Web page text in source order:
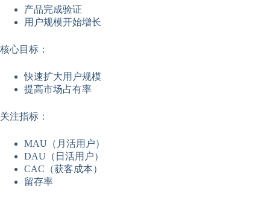
产品完成验证
用户规模开始增长
核心目标：
快速扩大用户规模
提高市场占有率
关注指标：
MAU（月活用户）
DAU（日活用户）
CAC（获客成本）
留存率